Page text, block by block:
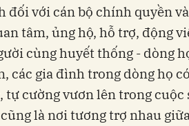
với cán bộ chính quyền
tâm, ủng hộ, hỗ trợ, động
cùng huyết thống - dòng
các gia đình trong dòng họ
cường vươn lên trong cuộc
là nơi tương trợ nhau